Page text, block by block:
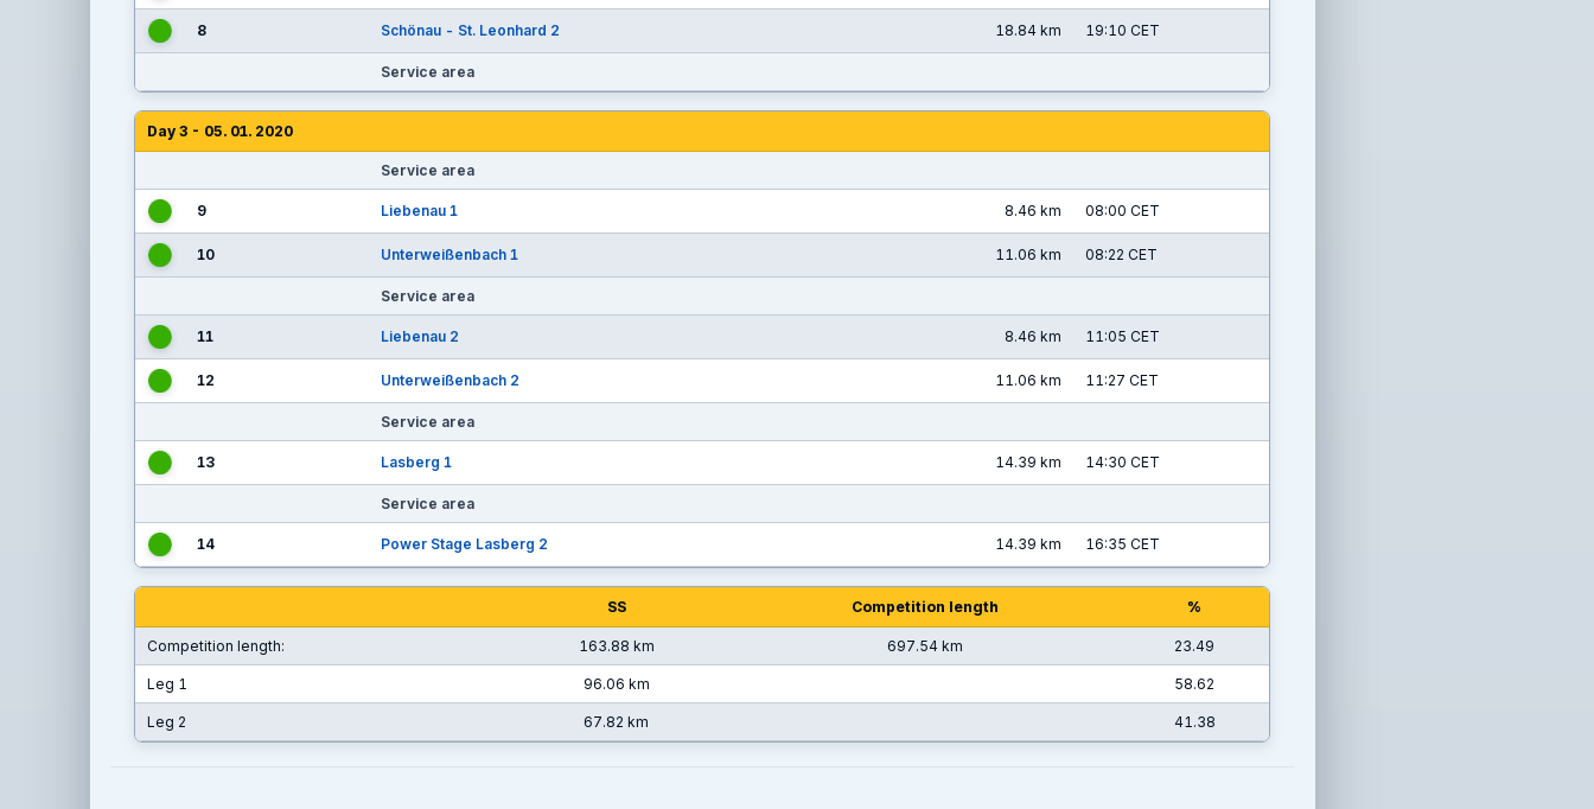
8 Schönau - St. Leonhard 2 18.84 km 19:10 CET
Service area
Day 3 - 05. 01. 2020
Service area
9 Liebenau 1 8.46 km 08:00 CET
10 Unterweißenbach 1 11.06 km 08:22 CET
Service area
11 Liebenau 2 8.46 km 11:05 CET
12 Unterweißenbach 2 11.06 km 11:27 CET
Service area
13 Lasberg 1 14.39 km 14:30 CET
Service area
14 Power Stage Lasberg 2 14.39 km 16:35 CET
SS Competition length %
Competition length: 163.88 km 697.54 km 23.49
Leg 1 96.06 km 58.62
Leg 2 67.82 km 41.38